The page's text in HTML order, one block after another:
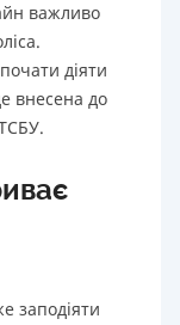
важливо
діяти
внесена до
заподіяти